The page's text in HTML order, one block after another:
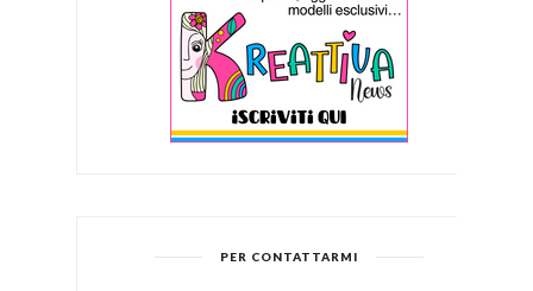
PER CONTATTARMI